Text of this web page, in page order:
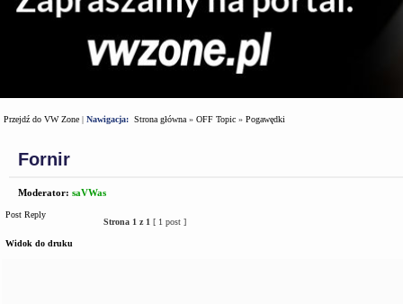
Przejdź do VW Zone | Nawigacja: Strona główna » OFF Topic » Pogawędki
Fornir
Moderator: saVWas
Post Reply
Strona 1 z 1 [ 1 post ]
Widok do druku